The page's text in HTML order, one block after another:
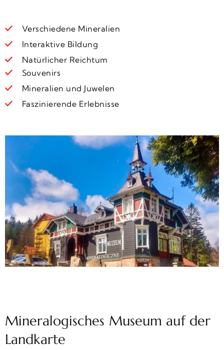
Verschiedene Mineralien
Interaktive Bildung
Natürlicher Reichtum
Souvenirs
Mineralien und Juwelen
Faszinierende Erlebnisse
Mineralogisches Museum auf der
Landkarte